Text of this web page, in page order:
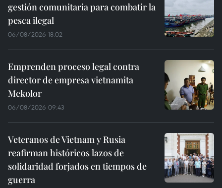
gestión comunitaria para combatir la
pesca ilegal
06/08/2026 18:02
Emprenden proceso legal contra
director de empresa vietnamita
Mekolor
06/08/2026 09:43
Veteranos de Vietnam y Rusia
reafirman históricos lazos de
solidaridad forjados en tiempos de
guerra